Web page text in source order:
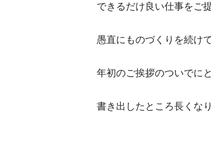
できるだけ良い仕事をご
愚直にものづくりを続け
年初のご挨拶のついでに
書き出したところ長くな